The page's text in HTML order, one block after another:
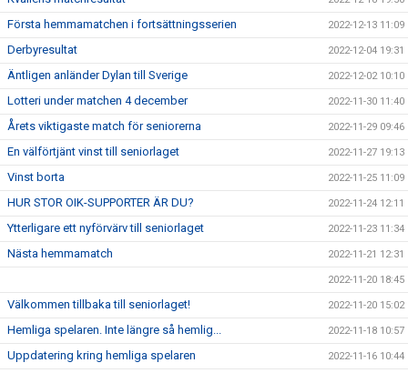
Första hemmamatchen i fortsättningsserien 2022-12-13 11:09
Derbyresultat 2022-12-04 19:31
Äntligen anländer Dylan till Sverige 2022-12-02 10:10
Lotteri under matchen 4 december 2022-11-30 11:40
Årets viktigaste match för seniorerna 2022-11-29 09:46
En välförtjänt vinst till seniorlaget 2022-11-27 19:13
Vinst borta 2022-11-25 11:09
HUR STOR OIK-SUPPORTER ÄR DU? 2022-11-24 12:11
Ytterligare ett nyförvärv till seniorlaget 2022-11-23 11:34
Nästa hemmamatch 2022-11-21 12:31
2022-11-20 18:45
Välkommen tillbaka till seniorlaget! 2022-11-20 15:02
Hemliga spelaren. Inte längre så hemlig... 2022-11-18 10:57
Uppdatering kring hemliga spelaren 2022-11-16 10:44